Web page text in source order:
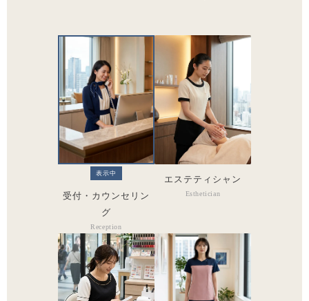
表示中
受付・カウンセリン
グ
Reception
エステティシャン
Esthetician